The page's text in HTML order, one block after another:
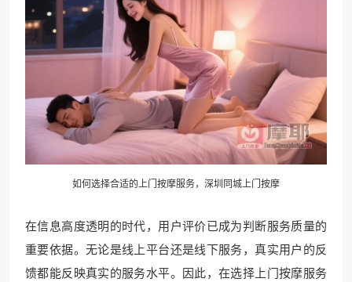
如何选择合适的上门按摩服务，深圳同城上门按摩
在信息高度透明的时代，用户评价已成为判断服务质量的
重要依据。无论是线上平台还是线下服务，真实用户的反
馈都能反映真实的服务水平。因此，在选择上门按摩服务